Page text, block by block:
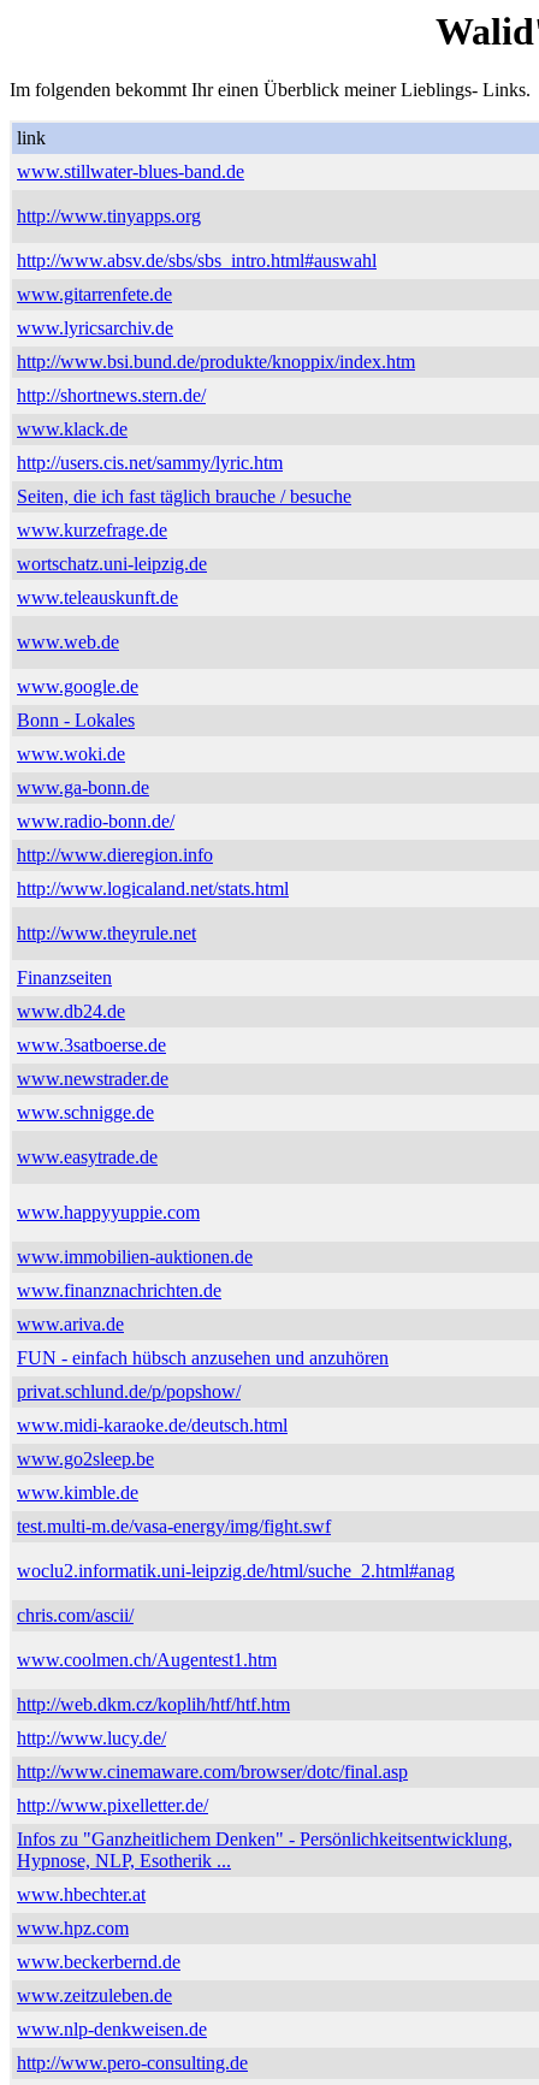
Im folgenden bekommt Ihr einen Überblick meiner Lieblings- Links.
link
www.stillwater-blues-band.de
http://www.tinyapps.org
http://www.absv.de/sbs/sbs_intro.html#auswahl
www.gitarrenfete.de
www.lyricsarchiv.de
http://www.bsi.bund.de/produkte/knoppix/index.htm
http://shortnews.stern.de/
www.klack.de
http://users.cis.net/sammy/lyric.htm
Seiten, die ich fast täglich brauche / besuche
www.kurzefrage.de
wortschatz.uni-leipzig.de
www.teleauskunft.de
www.web.de
www.google.de
Bonn - Lokales
www.woki.de
www.ga-bonn.de
www.radio-bonn.de/
http://www.dieregion.info
http://www.logicaland.net/stats.html
http://www.theyrule.net
Finanzseiten
www.db24.de
www.3satboerse.de
www.newstrader.de
www.schnigge.de
www.easytrade.de
www.happyyuppie.com
www.immobilien-auktionen.de
www.finanznachrichten.de
www.ariva.de
FUN - einfach hübsch anzusehen und anzuhören
privat.schlund.de/p/popshow/
www.midi-karaoke.de/deutsch.html
www.go2sleep.be
www.kimble.de
test.multi-m.de/vasa-energy/img/fight.swf
woclu2.informatik.uni-leipzig.de/html/suche_2.html#anag
chris.com/ascii/
www.coolmen.ch/Augentest1.htm
http://web.dkm.cz/koplih/htf/htf.htm
http://www.lucy.de/
http://www.cinemaware.com/browser/dotc/final.asp
http://www.pixelletter.de/
Infos zu "Ganzheitlichem Denken" - Persönlichkeitsentwicklung,
Hypnose, NLP, Esotherik ...
www.hbechter.at
www.hpz.com
www.beckerbernd.de
www.zeitzuleben.de
www.nlp-denkweisen.de
http://www.pero-consulting.de